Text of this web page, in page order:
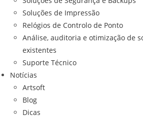
Soluções de Impressão
Relógios de Controlo de Ponto
Análise, auditoria e otimização de
existentes
Suporte Técnico
Notícias
Artsoft
Blog
Dicas